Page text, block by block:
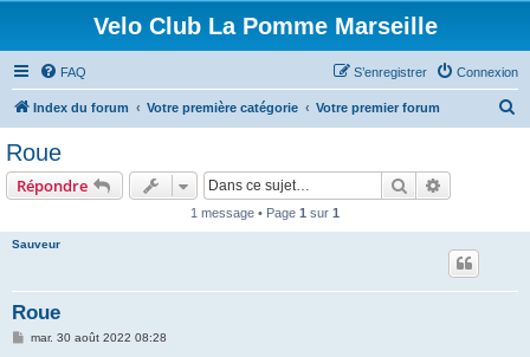
Velo Club La Pomme Marseille
FAQ Connexion
S’enregistrer
Index du forum Votre première catégorie Votre premier forum
Roue
Répondre Rechercher
1 message • Page 1 sur 1
Sauveur
Roue
Mmar. 30 août 2022 08:28